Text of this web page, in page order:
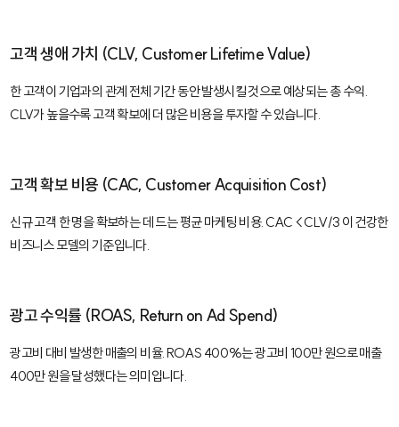
고객 생애 가치 (CLV, Customer Lifetime Value)
한 고객이 기업과의 관계 전체 기간 동안 발생시킬 것으로 예상되는 총 수익.
CLV가 높을수록 고객 확보에 더 많은 비용을 투자할 수 있습니다.
고객 확보 비용 (CAC, Customer Acquisition Cost)
신규 고객 한 명을 확보하는 데 드는 평균 마케팅 비용. CAC < CLV/3 이 건강한
비즈니스 모델의 기준입니다.
광고 수익률 (ROAS, Return on Ad Spend)
광고비 대비 발생한 매출의 비율. ROAS 400%는 광고비 100만 원으로 매출
400만 원을 달성했다는 의미입니다.